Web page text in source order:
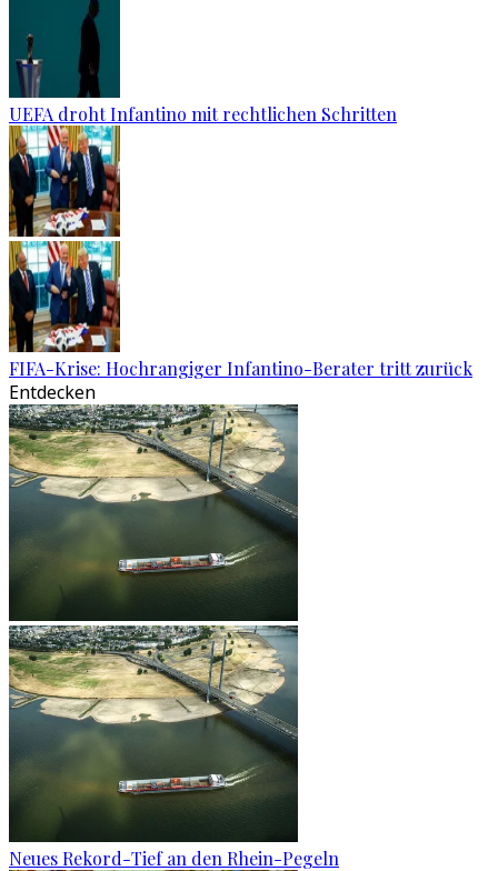
UEFA droht Infantino mit rechtlichen Schritten
FIFA-Krise: Hochrangiger Infantino-Berater tritt zurück
Entdecken
Neues Rekord-Tief an den Rhein-Pegeln